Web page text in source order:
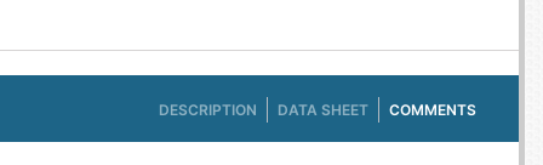
DESCRIPTION DATA SHEET COMMENTS